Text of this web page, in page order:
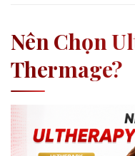
Nên Chọn
Thermage?